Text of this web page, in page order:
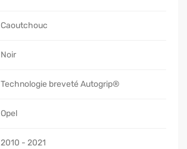
Caoutchouc
Noir
Technologie breveté Autogrip®
Opel
2010 - 2021